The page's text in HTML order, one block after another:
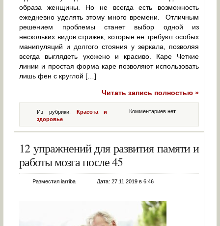
образа женщины. Но не всегда есть возможность
ежедневно уделять этому много времени. Отличным
решением проблемы станет выбор одной из
нескольких видов стрижек, которые не требуют особых
манипуляций и долгого стояния у зеркала, позволяя
всегда выглядеть ухожено и красиво. Каре Четкие
линии и простая форма каре позволяют использовать
лишь фен с круглой […]
Читать запись полностью »
Комментариев нет
Из рубрики: Красота и
здоровье
12 упражнений для развития памяти и
работы мозга после 45
Разместил iarriba Дата: 27.11.2019 в 6:46